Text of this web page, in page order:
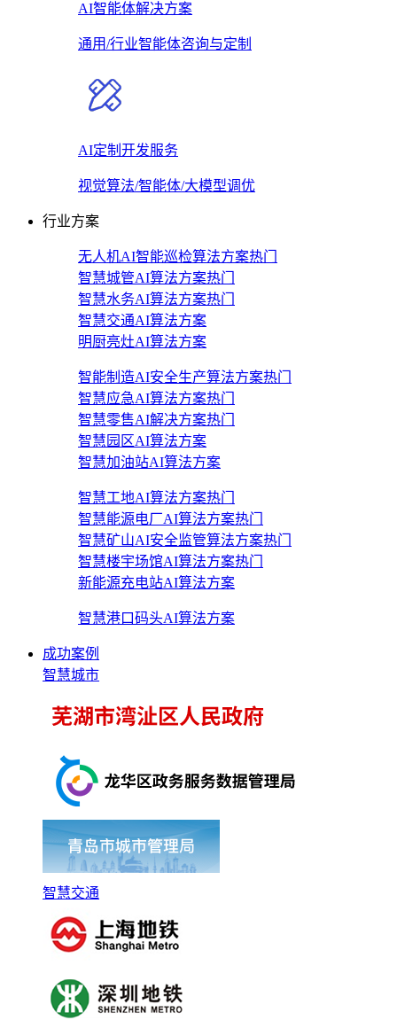
AI智能体解决方案
通用/行业智能体咨询与定制
AI定制开发服务
视觉算法/智能体/大模型调优
行业方案
无人机AI智能巡检算法方案热门
智慧城管AI算法方案热门
智慧水务AI算法方案热门
智慧交通AI算法方案
明厨亮灶AI算法方案
智能制造AI安全生产算法方案热门
智慧应急AI算法方案热门
智慧零售AI解决方案热门
智慧园区AI算法方案
智慧加油站AI算法方案
智慧工地AI算法方案热门
智慧能源电厂AI算法方案热门
智慧矿山AI安全监管算法方案热门
智慧楼宇场馆AI算法方案热门
新能源充电站AI算法方案
智慧港口码头AI算法方案
成功案例
智慧城市
智慧交通